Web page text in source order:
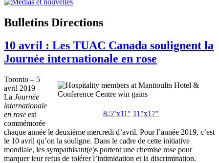
Bulletins Directions
10 avril : Les TUAC Canada soulignent la
Journée internationale en rose
8.5"x11" 11"x17"
Toronto – 5
avril 2019 –
La Journée
internationale
en rose est
commémorée
chaque année le deuxième mercredi d’avril. Pour l’année 2019, c’est
le 10 avril qu’on la souligne. Dans le cadre de cette initiative
mondiale, les sympathisant(e)s portent une chemise rose pour
marquer leur refus de tolérer l’intimidation et la discrimination.